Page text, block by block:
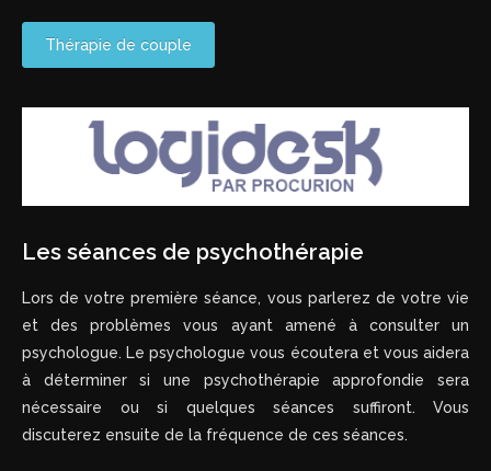
Thérapie de couple
Les séances de psychothérapie
Lors de votre première séance, vous parlerez de votre vie
et des problèmes vous ayant amené à consulter un
psychologue. Le psychologue vous écoutera et vous aidera
à déterminer si une psychothérapie approfondie sera
nécessaire ou si quelques séances suffiront. Vous
discuterez ensuite de la fréquence de ces séances.